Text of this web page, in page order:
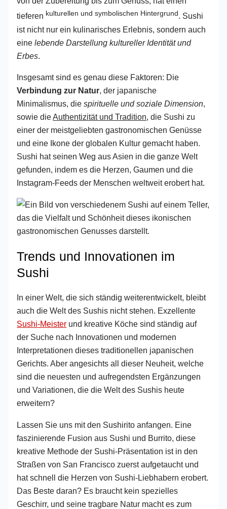
tieferen kulturellen und symbolischen Hintergrund . Sushi
ist nicht nur ein kulinarisches Erlebnis, sondern auch
einelebende Darstellung kultureller Identität und
Erbes.
Insgesamt sind es genau diese Faktoren: Die
Verbindung zur Natur, der japanische
Minimalismus, diespirituelle und soziale Dimension,
sowie dieAuthentizität und Tradition, die Sushi zu
einer der meistgeliebten gastronomischen Genüsse
und eine Ikone der globalen Kultur gemacht haben.
Sushi hat seinen Weg aus Asien in die ganze Welt
gefunden, indem es die Herzen, Gaumen und die
Instagram-Feeds der Menschen weltweit erobert hat.
Trends und Innovationen im
Sushi
In einer Welt, die sich ständig weiterentwickelt, bleibt
auch die Welt des Sushis nicht stehen. Exzellente
Sushi-Meister und kreative Köche sind ständig auf
der Suche nach Innovationen und modernen
Interpretationen dieses traditionellen japanischen
Gerichts. Aber angesichts all dieser Neuheit, welche
sind die neuesten und aufregendsten Ergänzungen
und Variationen, die die Welt des Sushis heute
erweitern?
Lassen Sie uns mit den Sushirito anfangen. Eine
faszinierende Fusion aus Sushi und Burrito, diese
kreative Methode der Sushi-Präsentation ist in den
Straßen von San Francisco zuerst aufgetaucht und
hat schnell die Herzen von Sushi-Liebhabern erobert.
Das Beste daran? Es braucht kein spezielles
Geschirr, und seine tragbare Natur macht es zum